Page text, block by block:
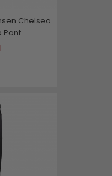
Chelsea
Pant